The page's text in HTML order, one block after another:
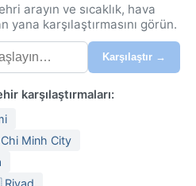
arayın ve sıcaklık, hava
karşılaştırmasını görün.
Karşılaştır →
karşılaştırmaları:
Minh City